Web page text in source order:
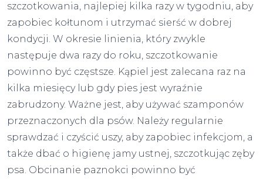
szczotkowania, najlepiej kilka razy w tygodniu, aby
zapobiec kołtunom i utrzymać sierść w dobrej
kondycji. W okresie linienia, który zwykle
następuje dwa razy do roku, szczotkowanie
powinno być częstsze. Kąpiel jest zalecana raz na
kilka miesięcy lub gdy pies jest wyraźnie
zabrudzony. Ważne jest, aby używać szamponów
przeznaczonych dla psów. Należy regularnie
sprawdzać i czyścić uszy, aby zapobiec infekcjom, a
także dbać o higienę jamy ustnej, szczotkując zęby
psa. Obcinanie paznokci powinno być